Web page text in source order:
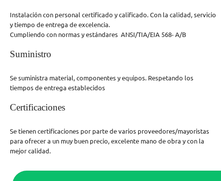
Instalación con personal certificado y calificado. Con la calidad, servicio
y tiempo de entrega de excelencia.
Cumpliendo con normas y estándares ANSI/TIA/EIA 568- A/B
Suministro
Se suministra material, componentes y equipos. Respetando los
tiempos de entrega establecidos
Certificaciones
Se tienen certificaciones por parte de varios proveedores/mayoristas
para ofrecer a un muy buen precio, excelente mano de obra y con la
mejor calidad.